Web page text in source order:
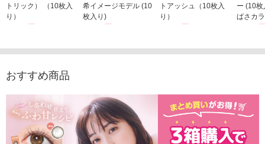
トリック） （10枚入
り）
希イメージモデル (10
枚入り)
トアッシュ（10枚入
り）
ー (10
ばさカ
おすすめ商品